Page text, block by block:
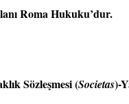
Roma Hukuku’dur.
Sözleşmesi (Societas)-